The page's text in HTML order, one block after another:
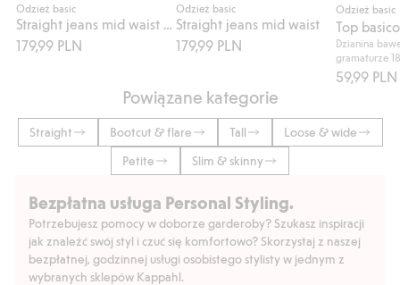
Odzież basic
179,99 PLN
Odzież basic
Straight jeans mid waist
179,99 PLN
Odzież basic
Dzianina
gramaturze
59,99 PLN
Powiązane kategorie
Straight Bootcut & flare Tall
Loose & wide
Petite
Slim & skinny
Bezpłatna usługa Personal Styling.
Potrzebujesz pomocy w doborze garderoby? Szukasz inspiracji
jak znaleźć swój styl i czuć się komfortowo? Skorzystaj z naszej
bezpłatnej, godzinnej usługi osobistego stylisty w jednym z
wybranych sklepów Kappahl.